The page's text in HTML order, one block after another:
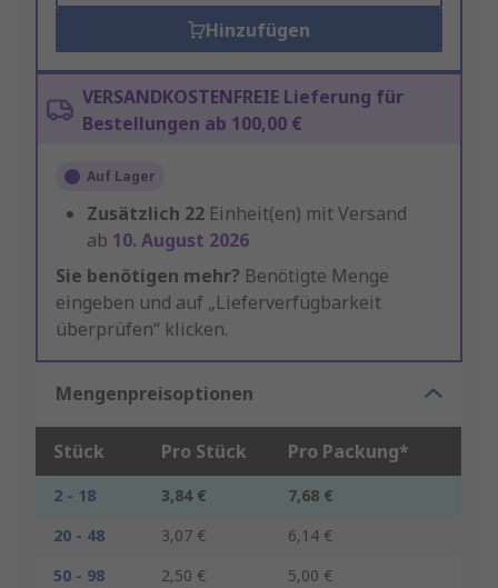
Hinzufügen
VERSANDKOSTENFREIE Lieferung für
Bestellungen ab 100,00 €
Auf Lager
Zusätzlich 22 Einheit(en) mit Versand
ab 10. August 2026
Sie benötigen mehr? Benötigte Menge
eingeben und auf „Lieferverfügbarkeit
überprüfen“ klicken.
Mengenpreisoptionen
Stück Pro Stück Pro Packung*
2 - 18 3,84 €
7,68 €
20 - 48
3,07 €
6,14 €
50 - 98
2,50 €
5,00 €